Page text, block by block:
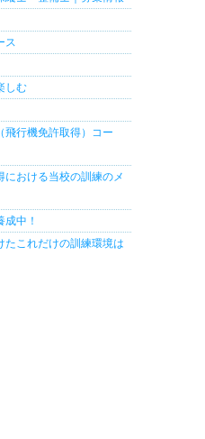
ス
しむ
飛行機免許取得）コー
おける当校の訓練のメ
成中！
たこれだけの訓練環境は